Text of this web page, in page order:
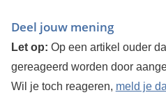
Deel jouw mening
Let op: Op een artikel ouder
gereageerd worden door
Wil je toch reageren, meld je